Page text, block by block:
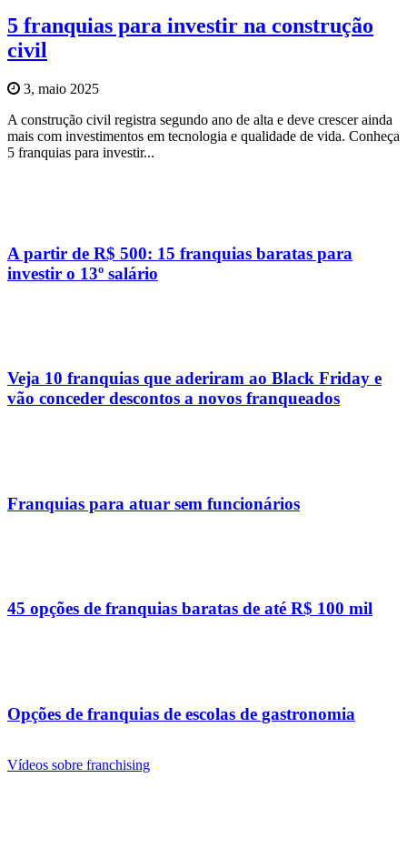
5 franquias para investir na construção
civil
3, maio 2025
A construção civil registra segundo ano de alta e deve crescer ainda
mais com investimentos em tecnologia e qualidade de vida. Conheça
5 franquias para investir...
A partir de R$ 500: 15 franquias baratas para
investir o 13º salário
Veja 10 franquias que aderiram ao Black Friday e
vão conceder descontos a novos franqueados
Franquias para atuar sem funcionários
45 opções de franquias baratas de até R$ 100 mil
Opções de franquias de escolas de gastronomia
Vídeos sobre franchising